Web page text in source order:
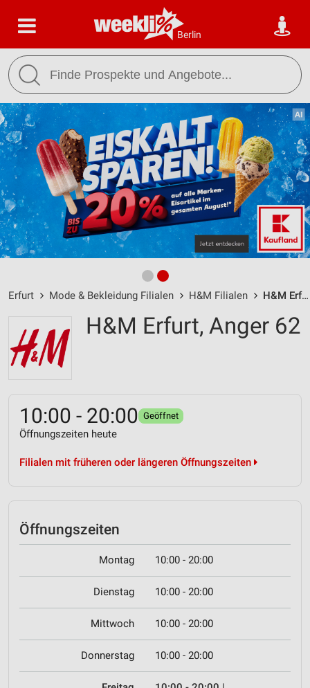
Berlin
Erfurt Mode & Bekleidung Filialen H&M Filialen H&M Erfurt / Anger 62 - Öffnungszeiten & Adresse
H&M Erfurt, Anger 62
10:00 - 20:00 Geöffnet
Öffnungszeiten heute
Filialen mit früheren oder längeren Öffnungszeiten
Öffnungszeiten
Montag 10:00 - 20:00
Dienstag 10:00 - 20:00
Mittwoch 10:00 - 20:00
Donnerstag 10:00 - 20:00